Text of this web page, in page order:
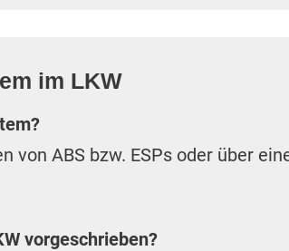
im LKW
von ABS bzw. ESPs oder über
vorgeschrieben?